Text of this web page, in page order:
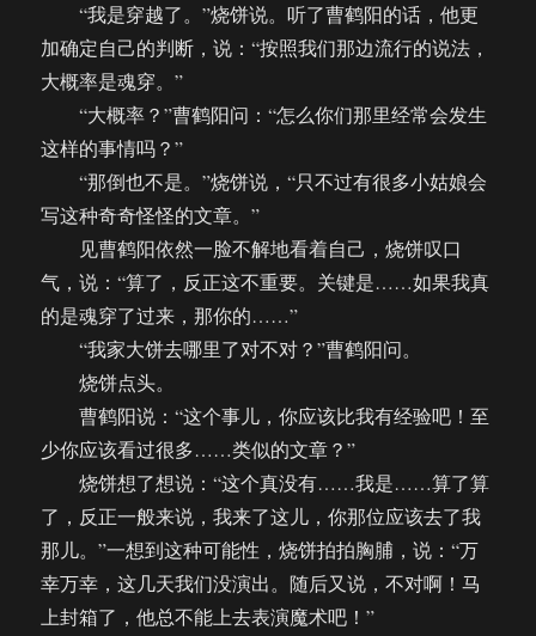
“我是穿越了。”烧饼说。听了曹鹤阳的话，他更
加确定自己的判断，说：“按照我们那边流行的说法，
大概率是魂穿。”
“大概率？”曹鹤阳问：“怎么你们那里经常会发生
这样的事情吗？”
“那倒也不是。”烧饼说，“只不过有很多小姑娘会
写这种奇奇怪怪的文章。”
见曹鹤阳依然一脸不解地看着自己，烧饼叹口
气，说：“算了，反正这不重要。关键是……如果我真
的是魂穿了过来，那你的……”
“我家大饼去哪里了对不对？”曹鹤阳问。
烧饼点头。
曹鹤阳说：“这个事儿，你应该比我有经验吧！至
少你应该看过很多……类似的文章？”
烧饼想了想说：“这个真没有……我是……算了算
了，反正一般来说，我来了这儿，你那位应该去了我
那儿。”一想到这种可能性，烧饼拍拍胸脯，说：“万
幸万幸，这几天我们没演出。随后又说，不对啊！马
上封箱了，他总不能上去表演魔术吧！”